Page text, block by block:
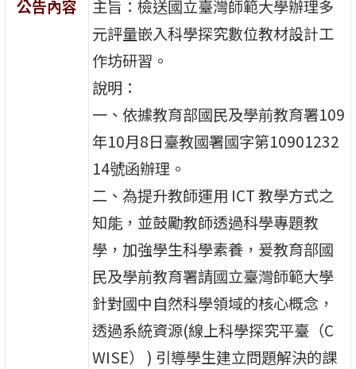
公告內容
主旨：檢送國立臺灣師範大學辦理多
元評量嵌入科學探究數位教材設計工
作坊研習。
說明：
一、依據教育部國民及學前教育署109
年10月8日臺教國署國字第10901232
14號函辦理。
二、為提升教師運用 ICT 教學方式之
知能，並鼓勵教師透過科學專題教
學，加強學生科學素養，爰教育部國
民及學前教育署請國立臺灣師範大學
針對國中自然科學領域的核心概念，
透過系統資源(線上科學探究平臺（C
WISE） ) 引導學生建立問題解決的課